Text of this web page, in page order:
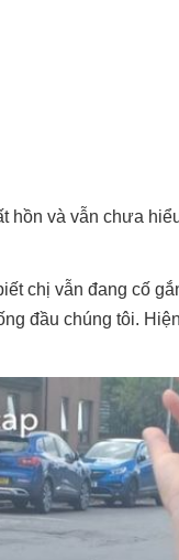
và vẫn chưa
chị vẫn đang cố
đầu chúng tôi.